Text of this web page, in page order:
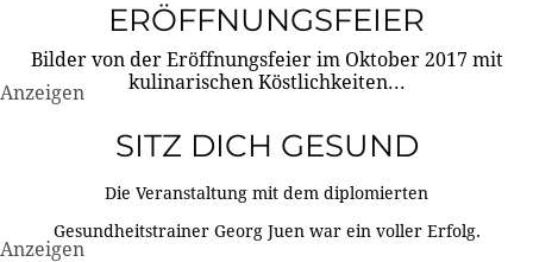
ERÖFFNUNGSFEIER
Bilder von der Eröffnungsfeier im Oktober 2017 mit
kulinarischen Köstlichkeiten...
Anzeigen
SITZ DICH GESUND
Die Veranstaltung mit dem diplomierten
Gesundheitstrainer Georg Juen war ein voller Erfolg.
Anzeigen